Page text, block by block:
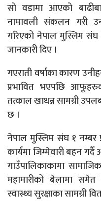
सो वडामा आएको
नामावली संकलन गरी
गरिएको नेपाल मुस्लिम संघ
जानकारी दिए ।
गएराती वर्षाका कारण
प्रभावित भएपछि
तत्काल खाधन्न सामग्री
छ ।
नेपाल मुस्लिम संघ १ नम्बर
कार्यमा जिम्मेवारी बहन
गाउँपालिकाकामा
महामारीको बेलामा समेत
स्वास्थ्य सुरक्षाका सामग्री